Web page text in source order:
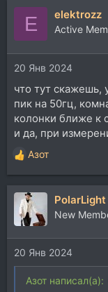
E elektrozz
Active
20 Янв 2024
что тут скажешь,
пик на 50гц,
колонки ближе к
и да, при
Р
е
а
и
и
:
Азот
PolarLight
New
20 Янв 2024
Азот написал(а):